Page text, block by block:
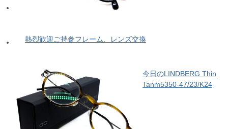
熱烈歓迎ご持参フレーム、レンズ交換
今日のLINDBERG Thin
Tanm5350-47/23/K24